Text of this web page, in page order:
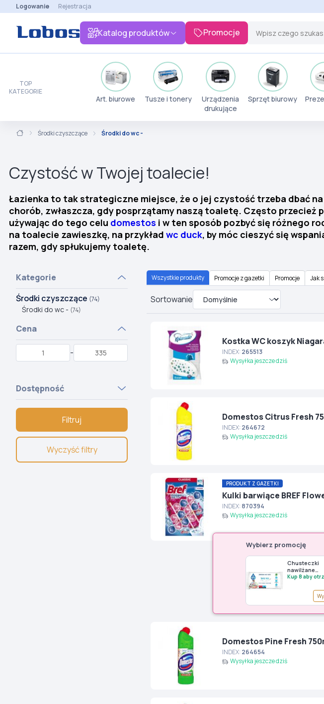
Logowanie Rejestracja
Katalog produktów Promocje
TOP
KATEGORIE
Art. biurowe Tusze i tonery
Urządzenia
drukujące
Sprzęt biurowy
Środki czyszczące Środki do wc -
Czystość w Twojej toalecie!
Łazienka to tak strategiczne miejsce, że o jej czystość trzeba dbać
chorób, zwłaszcza, gdy posprzątamy naszą toaletę. Często
używając do tego celu domestos i w ten sposób pozbyć się różnego
na toalecie zawieszkę, na przykład wc duck, by móc cieszyć się
razem, gdy spłukujemy toaletę.
Kategorie
Środki czyszczące (74)
Środki do wc - (74)
Cena
-
Dostępność
Filtruj
Wyczyść filtry
Wszystkie produkty Promocje z gazetki Promocje Jak
Sortowanie
Kostka WC koszyk
INDEX:265513
Wysyłka jeszcze dziś
Domestos Citrus Fresh
INDEX:264672
Wysyłka jeszcze dziś
PRODUKT Z GAZETKI
Kulki barwiące BREF
INDEX:870394
Wysyłka jeszcze dziś
Wybierz promocję
Chusteczki
nawilżane
GOWIPES,
szt.) -
Kup 8 aby
Domestos Pine Fresh
INDEX:264654
Wysyłka jeszcze dziś